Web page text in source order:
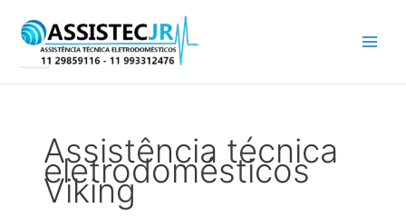
para
conteúdo
Assistência técnica
eletrodomésticos
Viking